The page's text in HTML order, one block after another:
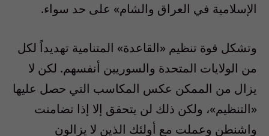
الإسلامية في العراق والشام» على حد سواء.
وتشكل قوة تنظيم «القاعدة» المتنامية تهديداً لكل
من الولايات المتحدة والسوريين أنفسهم. لكن لا
يزال من الممكن عكس المكاسب التي حصل عليها
«التنظيم»، ولكن ذلك لن يتحقق إلا إذا تضامنت
واشنطن وعملت مع أولئك الذين لا يزالون